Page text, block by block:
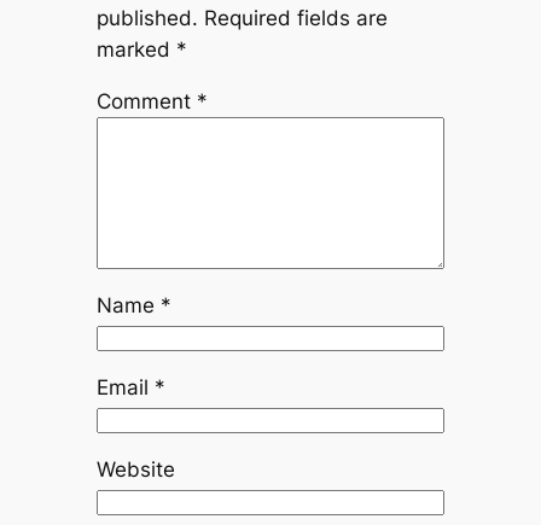
published. Required fields are
marked *
Comment *
Name *
Email *
Website